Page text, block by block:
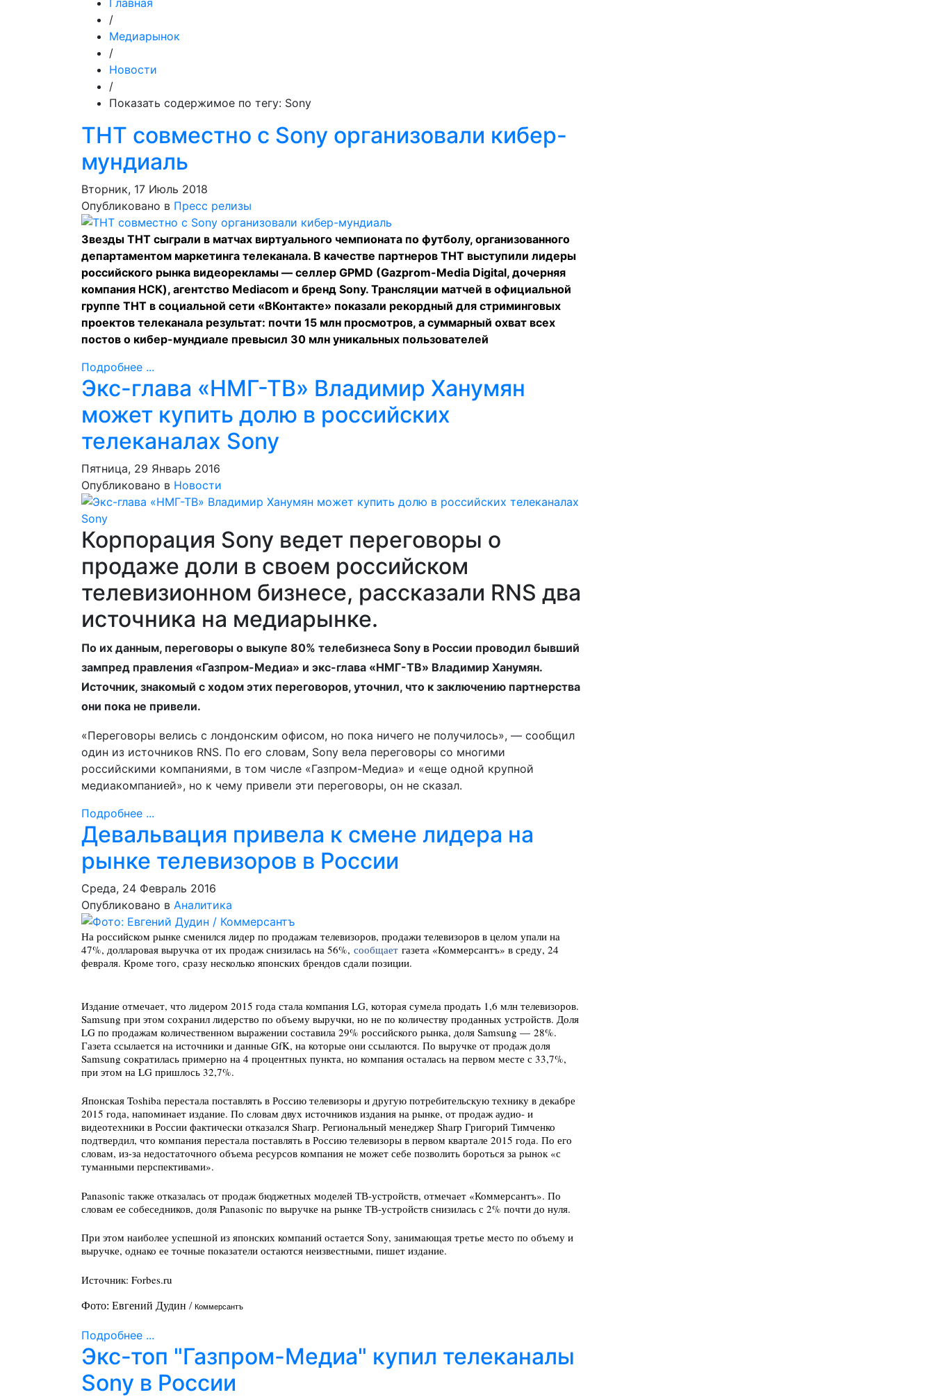
Главная
/
Медиарынок
/
Новости
/
Показать содержимое по тегу: Sony
ТНТ совместно с Sony организовали кибер-
мундиаль
Вторник, 17 Июль 2018
Опубликовано в Пресс релизы
Звезды ТНТ сыграли в матчах виртуального чемпионата по футболу, организованного
департаментом маркетинга телеканала. В качестве партнеров ТНТ выступили лидеры
российского рынка видеорекламы — селлер GPMD (Gazprom-Media Digital, дочерняя
компания НСК), агентство Mediacom и бренд Sony. Трансляции матчей в официальной
группе ТНТ в социальной сети «ВКонтакте» показали рекордный для стриминговых
проектов телеканала результат: почти 15 млн просмотров, а суммарный охват всех
постов о кибер-мундиале превысил 30 млн уникальных пользователей
Подробнее ...
Экс-глава «НМГ-ТВ» Владимир Ханумян
может купить долю в российских
телеканалах Sony
Пятница, 29 Январь 2016
Опубликовано в Новости
Корпорация Sony ведет переговоры о
продаже доли в своем российском
телевизионном бизнесе, рассказали RNS два
источника на медиарынке.
По их данным, переговоры о выкупе 80% телебизнеса Sony в России проводил бывший
зампред правления «Газпром-Медиа» и экс-глава «НМГ-ТВ» Владимир Ханумян.
Источник, знакомый с ходом этих переговоров, уточнил, что к заключению партнерства
они пока не привели.
«Переговоры велись с лондонским офисом, но пока ничего не получилось», — сообщил
один из источников RNS. По его словам, Sony вела переговоры со многими
российскими компаниями, в том числе «Газпром-Медиа» и «еще одной крупной
медиакомпанией», но к чему привели эти переговоры, он не сказал.
Подробнее ...
Девальвация привела к смене лидера на
рынке телевизоров в России
Среда, 24 Февраль 2016
Опубликовано в Аналитика
На российском рынке сменился лидер по продажам телевизоров, продажи телевизоров в целом упали на
47%, долларовая выручка от их продаж снизилась на 56%, сообщает газета «Коммерсантъ» в среду, 24
февраля. Кроме того, сразу несколько японских брендов сдали позиции.
Издание отмечает, что лидером 2015 года стала компания LG, которая сумела продать 1,6 млн телевизоров.
Samsung при этом сохранил лидерство по объему выручки, но не по количеству проданных устройств. Доля
LG по продажам количественном выражении составила 29% российского рынка, доля Samsung — 28%.
Газета ссылается на источники и данные GfK, на которые они ссылаются. По выручке от продаж доля
Samsung сократилась примерно на 4 процентных пункта, но компания осталась на первом месте с 33,7%,
при этом на LG пришлось 32,7%.
Японская Toshiba перестала поставлять в Россию телевизоры и другую потребительскую технику в декабре
2015 года, напоминает издание. По словам двух источников издания на рынке, от продаж аудио- и
видеотехники в России фактически отказался Sharp. Региональный менеджер Sharp Григорий Тимченко
подтвердил, что компания перестала поставлять в Россию телевизоры в первом квартале 2015 года. По его
словам, из-за недостаточного объема ресурсов компания не может себе позволить бороться за рынок «с
туманными перспективами».
Panasonic также отказалась от продаж бюджетных моделей ТВ-устройств, отмечает «Коммерсантъ». По
словам ее собеседников, доля Panasonic по выручке на рынке ТВ-устройств снизилась с 2% почти до нуля.
При этом наиболее успешной из японских компаний остается Sony, занимающая третье место по объему и
выручке, однако ее точные показатели остаются неизвестными, пишет издание.
Источник: Forbes.ru
Фото: Евгений Дудин / Коммерсантъ
Подробнее ...
Экс-топ "Газпром-Медиа" купил телеканалы
Sony в России